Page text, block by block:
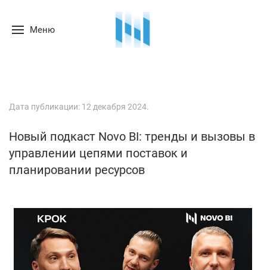
Меню
Дата публикации: 12 декабря 2024.
Новый подкаст Novo BI: тренды и вызовы в
управлении цепями поставок и
планировании ресурсов